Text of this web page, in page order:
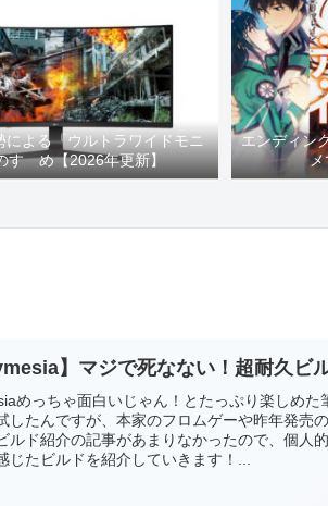
による『ウルトラワイドモニ
すゝめ【2026年更新】
エンディン
メ
】マジで死なない！超耐久ビ
めっちゃ面白いじゃん！とたっぷり楽しめた
したんですが、本家のフロムゲーや昨年発売
ルド紹介の記事があまりなかったので、個人
じたビルドを紹介していきます！...